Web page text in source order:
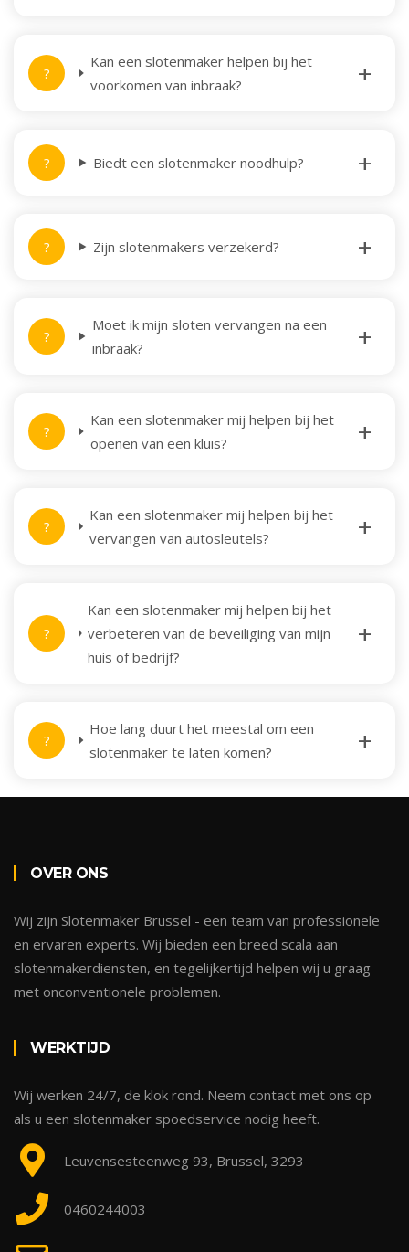
Kan een slotenmaker helpen bij het
voorkomen van inbraak?
Biedt een slotenmaker noodhulp?
Zijn slotenmakers verzekerd?
Moet ik mijn sloten vervangen na een
inbraak?
Kan een slotenmaker mij helpen bij het
openen van een kluis?
Kan een slotenmaker mij helpen bij het
vervangen van autosleutels?
Kan een slotenmaker mij helpen bij het
verbeteren van de beveiliging van mijn
huis of bedrijf?
Hoe lang duurt het meestal om een
slotenmaker te laten komen?
OVER ONS
Wij zijn Slotenmaker Brussel - een team van professionele
en ervaren experts. Wij bieden een breed scala aan
slotenmakerdiensten, en tegelijkertijd helpen wij u graag
met onconventionele problemen.
WERKTIJD
Wij werken 24/7, de klok rond. Neem contact met ons op
als u een slotenmaker spoedservice nodig heeft.
Leuvensesteenweg 93, Brussel, 3293
0460244003